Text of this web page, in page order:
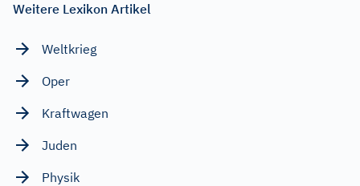
Weitere Lexikon Artikel
Weltkrieg
Oper
Kraftwagen
Juden
Physik